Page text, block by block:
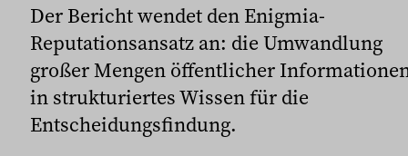
Der Bericht wendet den Enigmia-
Reputationsansatz an: die Umwandlung
großer Mengen öffentlicher
in strukturiertes Wissen für die
Entscheidungsfindung.